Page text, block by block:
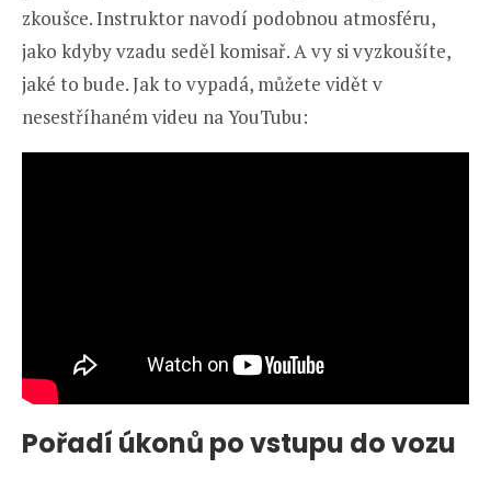
zkoušce. Instruktor navodí podobnou atmosféru,
jako kdyby vzadu seděl komisař. A vy si vyzkoušíte,
jaké to bude. Jak to vypadá, můžete vidět v
nesestříhaném videu na YouTubu:
Pořadí úkonů po vstupu do vozu